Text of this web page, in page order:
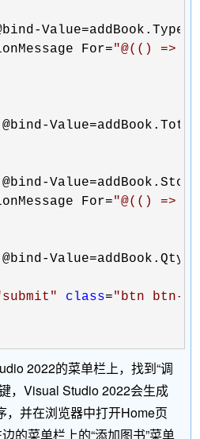
For=
"@(() =>
For=
"@(() =>
submit " class=" btn btn-
2022的菜单栏上，找到“调
，Visual Studio 2022会生成
，并在浏览器中打开Home页
的菜单栏上的“添加图书”菜单